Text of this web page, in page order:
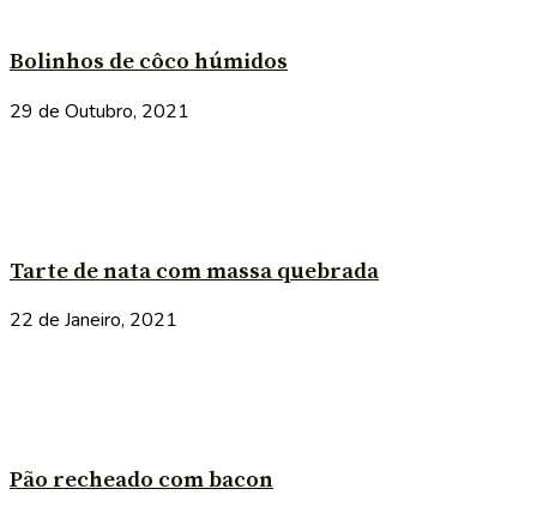
Bolinhos de côco húmidos
29 de Outubro, 2021
Tarte de nata com massa quebrada
22 de Janeiro, 2021
Pão recheado com bacon